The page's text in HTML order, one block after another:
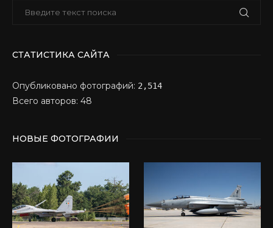
СТАТИСТИКА САЙТА
Опубликовано фотографий: 2,514
Всего авторов: 48
НОВЫЕ ФОТОГРАФИИ